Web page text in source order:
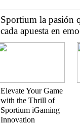
Sportium la pasión
cada apuesta en
Elevate Your Game
with the Thrill of
Sportium iGaming
Innovation